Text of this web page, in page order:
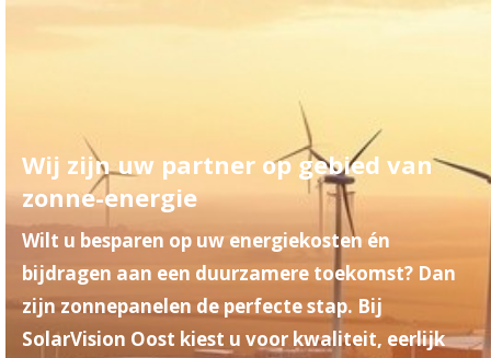
Wij zijn uw partner op gebied van
zonne-energie
Wilt u besparen op uw energiekosten én
bijdragen aan een duurzamere toekomst? Dan
zijn zonnepanelen de perfecte stap. Bij
SolarVision Oost kiest u voor kwaliteit, eerlijk